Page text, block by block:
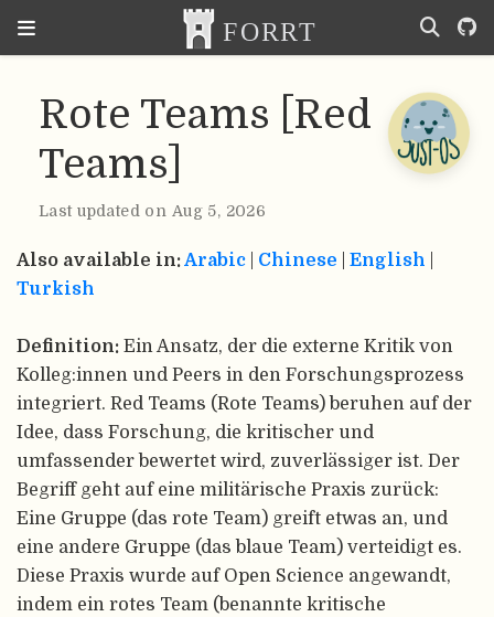
Rote Teams [Red
Teams]
Last updated on Aug 5, 2026
Also available in:Arabic Chinese English
Turkish
Definition: Ein Ansatz, der die externe Kritik von
Kolleg:innen und Peers in den Forschungsprozess
integriert. Red Teams (Rote Teams) beruhen auf der
Idee, dass Forschung, die kritischer und
umfassender bewertet wird, zuverlässiger ist. Der
Begriff geht auf eine militärische Praxis zurück:
Eine Gruppe (das rote Team) greift etwas an, und
eine andere Gruppe (das blaue Team) verteidigt es.
Diese Praxis wurde auf Open Science angewandt,
indem ein rotes Team (benannte kritische